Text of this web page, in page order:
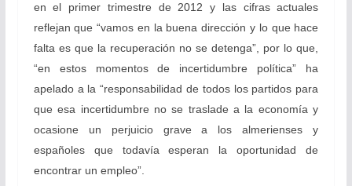
en el primer trimestre de 2012 y las cifras actuales
reflejan que “vamos en la buena dirección y lo que hace
falta es que la recuperación no se detenga”, por lo que,
“en estos momentos de incertidumbre política” ha
apelado a la “responsabilidad de todos los partidos para
que esa incertidumbre no se traslade a la economía y
ocasione un perjuicio grave a los almerienses y
españoles que todavía esperan la oportunidad de
encontrar un empleo”.